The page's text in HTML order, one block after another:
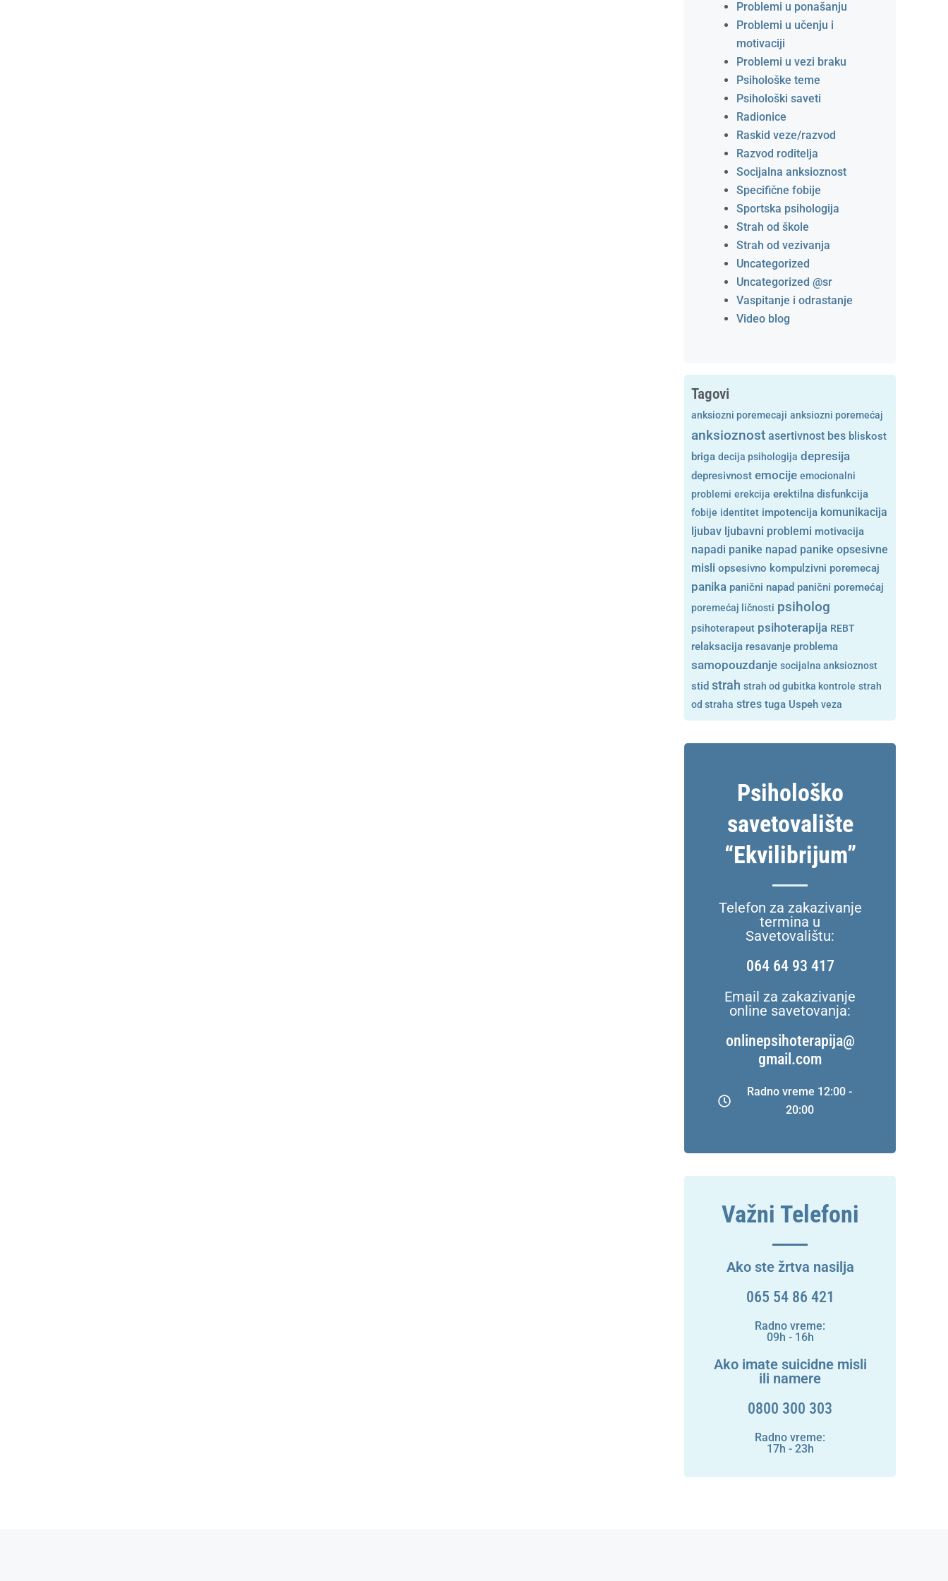
Problemi u ponašanju
Problemi u učenju i
motivaciji
Problemi u vezi braku
Psihološke teme
Psihološki saveti
Radionice
Raskid veze/razvod
Razvod roditelja
Socijalna anksioznost
Specifične fobije
Sportska psihologija
Strah od škole
Strah od vezivanja
Uncategorized
Uncategorized @sr
Vaspitanje i odrastanje
Video blog
Tagovi
anksiozni poremecaji anksiozni poremećaj
anksioznost asertivnost bes bliskost
briga decija psihologija depresija
depresivnost emocije emocionalni
problemi erekcija erektilna disfunkcija
fobije identitet impotencija komunikacija
ljubav ljubavni problemi motivacija
napadi panike napad panike opsesivne
misli opsesivno kompulzivni poremecaj
panika panični napad panični poremećaj
poremećaj ličnosti psiholog
psihoterapeut psihoterapija REBT
relaksacija resavanje problema
samopouzdanje socijalna anksioznost
stid strah strah od gubitka kontrole strah
od straha stres tuga Uspeh veza
Psihološko
savetovalište
“Ekvilibrijum”
Telefon za zakazivanje
termina u
Savetovalištu:
064 64 93 417
Email za zakazivanje
online savetovanja:
onlinepsihoterapija@
gmail.com
Radno vreme 12:00 -
20:00
Važni Telefoni
Ako ste žrtva nasilja
065 54 86 421
Radno vreme:
09h - 16h
Ako imate suicidne misli
ili namere
0800 300 303
Radno vreme:
17h - 23h